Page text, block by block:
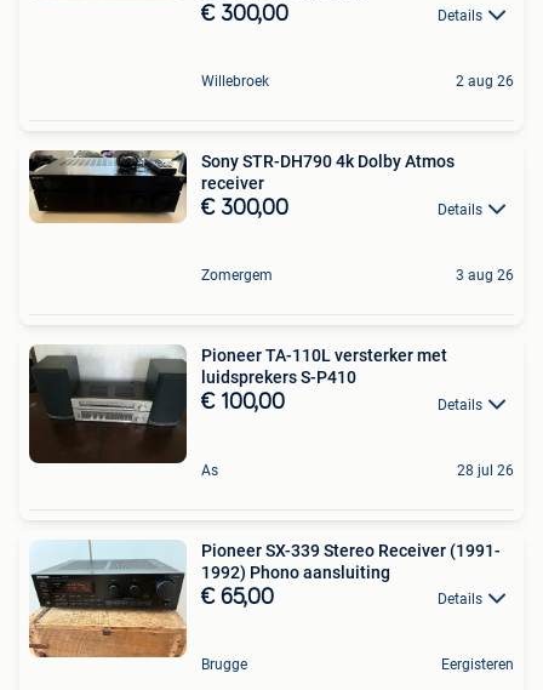
€ 300,00 Details
Willebroek 2 aug 26
Sony STR-DH790 4k Dolby Atmos
receiver
€ 300,00 Details
Zomergem 3 aug 26
Pioneer TA-110L versterker met
luidsprekers S-P410
€ 100,00 Details
As 28 jul 26
Pioneer SX-339 Stereo Receiver (1991-
1992) Phono aansluiting
€ 65,00 Details
Brugge Eergisteren